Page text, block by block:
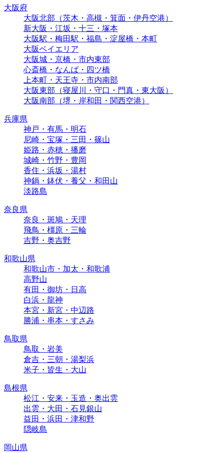
大阪府
大阪北部（茨木・高槻・箕面・伊丹空港）
新大阪・江坂・十三・塚本
大阪駅・梅田駅・福島・淀屋橋・本町
大阪ベイエリア
大阪城・京橋・市内東部
心斎橋・なんば・四ツ橋
上本町・天王寺・市内南部
大阪東部（寝屋川・守口・門真・東大阪）
大阪南部（堺・岸和田・関西空港）
兵庫県
神戸・有馬・明石
尼崎・宝塚・三田・篠山
姫路・赤穂・播磨
城崎・竹野・豊岡
香住・浜坂・湯村
神鍋・鉢伏・養父・和田山
淡路島
奈良県
奈良・斑鳩・天理
飛鳥・橿原・三輪
吉野・奥吉野
和歌山県
和歌山市・加太・和歌浦
高野山
有田・御坊・日高
白浜・龍神
本宮・新宮・中辺路
勝浦・串本・すさみ
鳥取県
鳥取・岩美
倉吉・三朝・湯梨浜
米子・皆生・大山
島根県
松江・安来・玉造・奥出雲
出雲・大田・石見銀山
益田・浜田・津和野
隠岐島
岡山県